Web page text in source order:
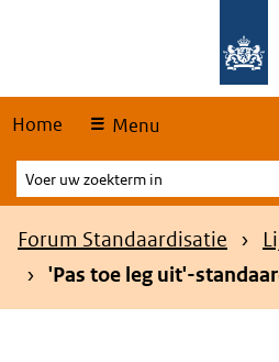
Home Menu
Voer
uw
zoekterm
Kruimelpad
Forum Standaardisatie
'Pas toe leg uit'-